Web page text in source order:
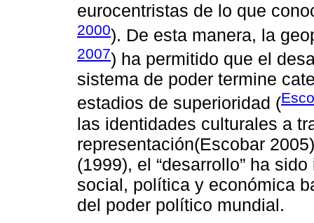
eurocentristas de lo que
2000). De esta manera, la
2007) ha permitido que el
sistema de poder termine
estadios de superioridad (
las identidades culturales a
representación(Escobar
(1999), el “desarrollo” ha
social, política y económica
del poder político mundial.